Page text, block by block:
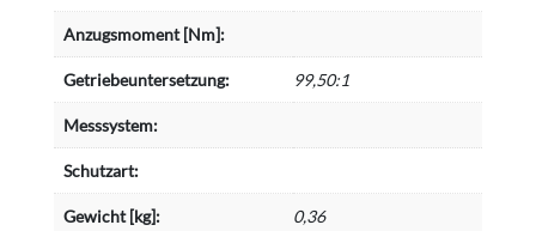
Anzugsmoment [Nm]:
Getriebeuntersetzung: 99,50:1
Messsystem:
Schutzart:
Gewicht [kg]: 0,36